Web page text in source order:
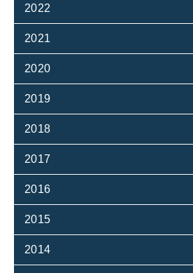
2022
2021
2020
2019
2018
2017
2016
2015
2014